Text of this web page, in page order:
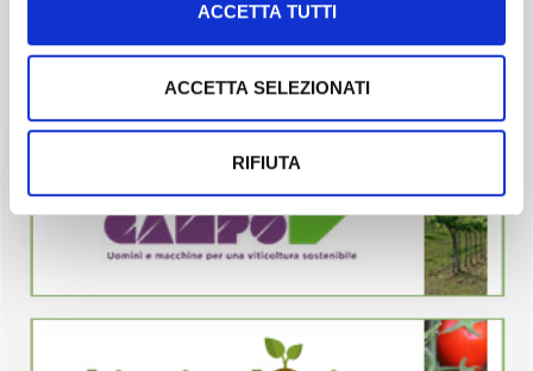
ACCETTA TUTTI
ACCETTA SELEZIONATI
RIFIUTA